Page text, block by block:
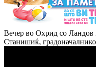
Вечер во Охрид со
Станишиќ,